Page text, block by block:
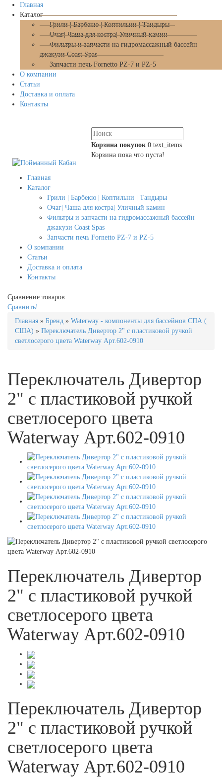
Главная
Каталог
Грили | Барбекю | Коптильни | Тандыры
Очаг| Чаша для костра| Уличный камин
Фильтры и запчасти на гидромассажный бассейн
джакузи Coast Spas
Запчасти печь Fornetto PZ-7 и PZ-5
О компании
Статьи
Доставка и оплата
Контакты
Корзина покупок 0 text_items
Корзина пока что пуста!
Главная
Каталог
Грили | Барбекю | Коптильни | Тандыры
Очаг| Чаша для костра| Уличный камин
Фильтры и запчасти на гидромассажный бассейн
джакузи Coast Spas
Запчасти печь Fornetto PZ-7 и PZ-5
О компании
Статьи
Доставка и оплата
Контакты
Сравнение товаров
Сравнить!
Главная » Бренд » Waterway - компоненты для бассейнов СПА (
США) » Переключатель Дивертор 2" с пластиковой ручкой
светлосерого цвета Waterway Арт.602-0910
Переключатель Дивертор
2" с пластиковой ручкой
светлосерого цвета
Waterway Арт.602-0910
Переключатель Дивертор
2" с пластиковой ручкой
светлосерого цвета
Waterway Арт.602-0910
Переключатель Дивертор
2" с пластиковой ручкой
светлосерого цвета
Waterway Арт.602-0910